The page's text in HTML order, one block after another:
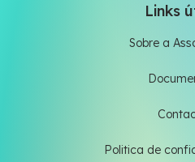
Links
Sobre a
Politica de